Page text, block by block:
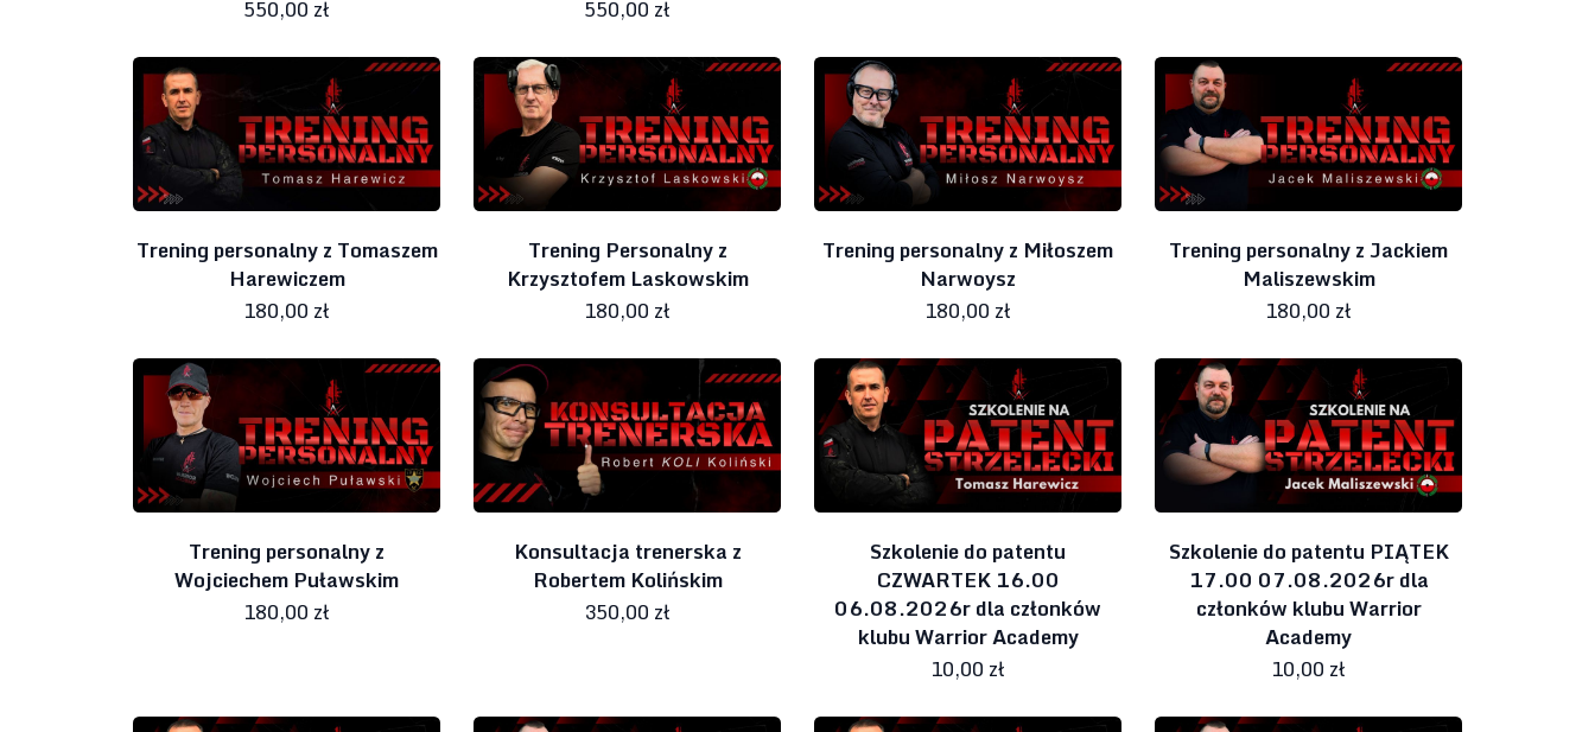
550,00 zł
550,00 zł
Trening personalny z Tomaszem
Harewiczem
180,00 zł
Trening Personalny z
Krzysztofem Laskowskim
180,00 zł
Trening personalny z Miłoszem
Narwoysz
180,00 zł
Trening personalny z Jackiem
Maliszewskim
180,00 zł
Trening personalny z
Wojciechem Puławskim
180,00 zł
Konsultacja trenerska z
Robertem Kolińskim
350,00 zł
Szkolenie do patentu
CZWARTEK 16.00
06.08.2026r dla członków
klubu Warrior Academy
10,00 zł
Szkolenie do patentu PIĄTEK
17.00 07.08.2026r dla
członków klubu Warrior
Academy
10,00 zł